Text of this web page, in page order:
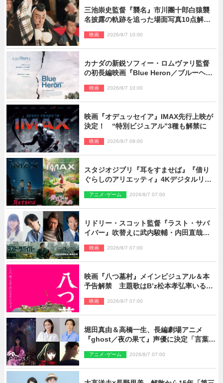
三池崇史監督『襲名』市川團十郎白猿襲
名披露の軌跡を追った場面写真10点解
映画 2026/8/7 10:00
カナダの新鋭ソフィー・ロムヴァリ監督
の初長編映画『Blue Heron／ブルーヘロ
映画 2026/8/7 10:00
映画『オデュッセイア』IMAX先行上映が
決定！ “特別ビジュアル”3種も解禁に
映画 2026/8/7 09:00
スタジオジブリ『耳をすませば』『借り
ぐらしのアリエッティ』4Kデジタルリマ
アニメ･ゲーム 2026/8/7 07:00
リドリー・スコット監督『ラスト・サバ
イバー』吹替えに武内駿輔・内田直哉・
結！
映画 2026/8/7 07:00
映画『八つ墓村』メインビジュアル＆本
予告解禁 主題歌はB’z松本孝弘率いる
映画 2026/8/7 07:00
堀田真由＆高橋一生、長編劇場アニメ
『ghost／夜の果て』声優に決定「言葉に
た」
アニメ･ゲーム 2026/8/7 07:00